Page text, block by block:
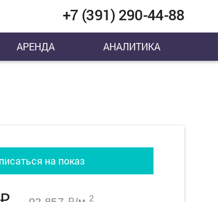
+7 (391) 290-44-88
АРЕНДА АНАЛИТИКА
на показ
2